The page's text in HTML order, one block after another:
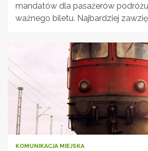
mandatów dla pasażerów
ważnego biletu. Najbardziej
KOMUNIKACJA MIEJSKA